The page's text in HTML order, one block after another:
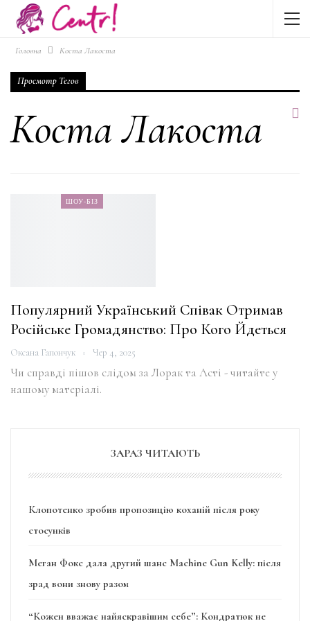
Головна Коста Лакоста
Просмотр Тегов
Коста Лакоста
ШОУ-БІЗ
Популярний Український Співак Отримав
Російське Громадянство: Про Кого Йдеться
Оксана Гапончук Чер 4, 2025
Чи справді пішов слідом за Лорак та Асті - читайте у
нашому матеріалі.
ЗАРАЗ ЧИТАЮТЬ
Клопотенко зробив пропозицію коханій після року
стосунків
Меган Фокс дала другий шанс Machine Gun Kelly: після
зрад вони знову разом
“Кожен вважає найяскравішим себе”: Кондратюк не